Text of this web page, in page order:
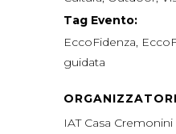
Tag Evento:
EccoFidenza,
guidata
IAT Casa Cremonini